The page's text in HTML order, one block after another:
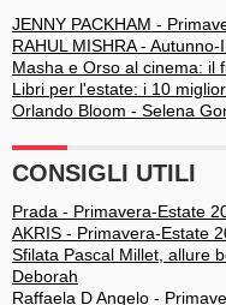
JENNY PACKHAM -
RAHUL MISHRA -
Masha e Orso al cinema: il
Libri per l'estate: i 10
Orlando Bloom - Selena
CONSIGLI UTILI
Prada - Primavera-Estate
AKRIS - Primavera-Estate
Sfilata Pascal Millet, allure
Deborah
Raffaela D Angelo -